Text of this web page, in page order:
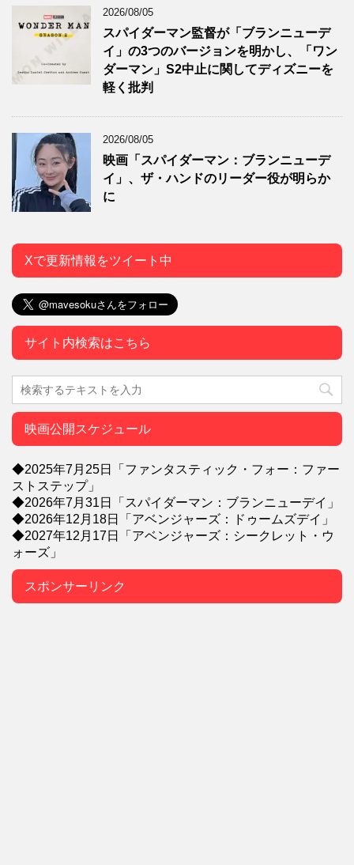
2026/08/05
スパイダーマン監督が「ブランニューデ
イ」の3つのバージョンを明かし、「ワン
ダーマン」S2中止に関してディズニーを
軽く批判
2026/08/05
映画「スパイダーマン：ブランニューデ
イ」、ザ・ハンドのリーダー役が明らか
に
Xで更新情報をツイート中
サイト内検索はこちら
映画公開スケジュール
◆2025年7月25日「ファンタスティック・フォー：ファー
ストステップ」
◆2026年7月31日「スパイダーマン：ブランニューデイ」
◆2026年12月18日「アベンジャーズ：ドゥームズデイ」
◆2027年12月17日「アベンジャーズ：シークレット・ウ
ォーズ」
スポンサーリンク